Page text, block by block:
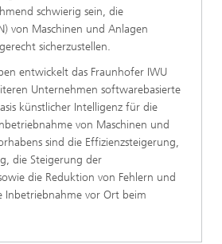
schwierig sein, die
von Maschinen und Anlagen
sicherzustellen.
entwickelt das Fraunhofer IWU
Unternehmen softwarebasierte
künstlicher Intelligenz für die
von Maschinen und
sind die Effizienzsteigerung,
die Steigerung der
die Reduktion von Fehlern und
Inbetriebnahme vor Ort beim